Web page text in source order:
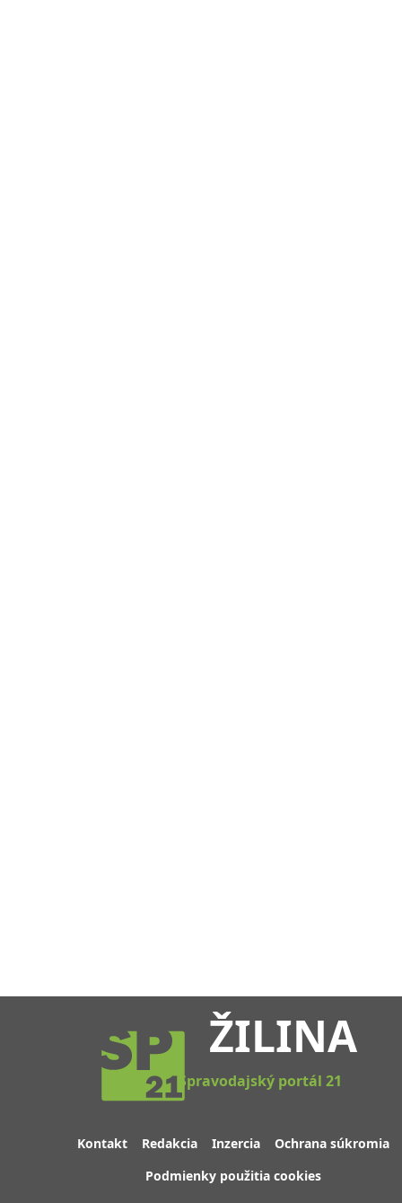
ŽILINA
Spravodajský portál 21
Kontakt Redakcia Inzercia
Ochrana súkromia
Podmienky použitia cookies